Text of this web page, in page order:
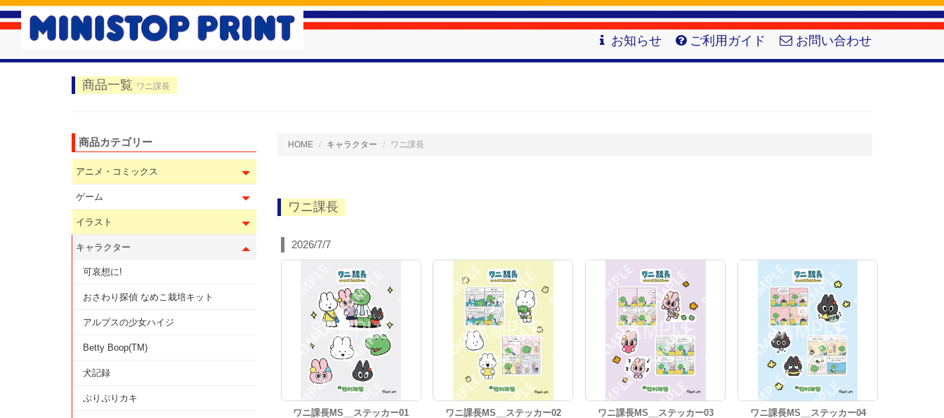
お知らせ ご利用ガイド お問い合わせ
商品一覧 ワニ課長
HOME キャラクター ワニ課長
ワニ課長
2026/7/7
ワニ課長MS__ステッカー01 ワニ課長MS__ステッカー02 ワニ課長MS__ステッカー03 ワニ課長MS__ステッカー04
商品カテゴリー
アニメ・コミックス
ゲーム
イラスト
キャラクター
可哀想に!
おさわり探偵 なめこ栽培キット
アルプスの少女ハイジ
Betty Boop(TM)
犬記録
ぷりぷりカキ